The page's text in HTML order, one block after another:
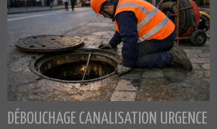
DÉBOUCHAGE CANALISATION URGENCE